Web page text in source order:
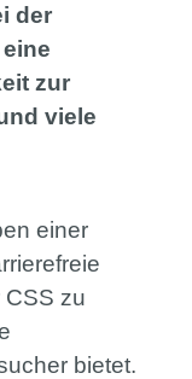
der
zur
viele
einer
zu
bietet.